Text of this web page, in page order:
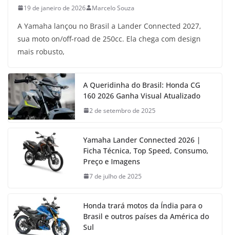
19 de janeiro de 2026 Marcelo Souza
A Yamaha lançou no Brasil a Lander Connected 2027,
sua moto on/off-road de 250cc. Ela chega com design
mais robusto,
A Queridinha do Brasil: Honda CG
160 2026 Ganha Visual Atualizado
2 de setembro de 2025
Yamaha Lander Connected 2026 |
Ficha Técnica, Top Speed, Consumo,
Preço e Imagens
7 de julho de 2025
Honda trará motos da Índia para o
Brasil e outros países da América do
Sul